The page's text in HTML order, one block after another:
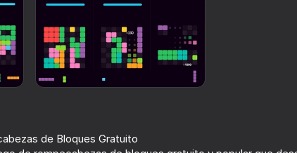
jugadores 0+
de Bloques Gratuito